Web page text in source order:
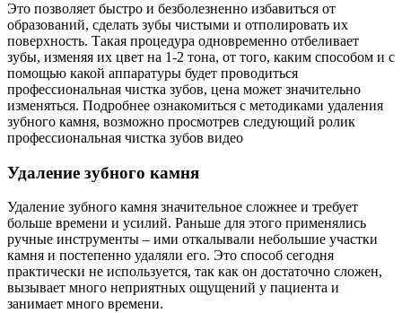
Это позволяет быстро и безболезненно избавиться от
образований, сделать зубы чистыми и отполировать их
поверхность. Такая процедура одновременно отбеливает
зубы, изменяя их цвет на 1-2 тона, от того, каким способом и с
помощью какой аппаратуры будет проводиться
профессиональная чистка зубов, цена может значительно
изменяться. Подробнее ознакомиться с методиками удаления
зубного камня, возможно просмотрев следующий ролик
профессиональная чистка зубов видео
Удаление зубного камня
Удаление зубного камня значительное сложнее и требует
больше времени и усилий. Раньше для этого применялись
ручные инструменты – ими откалывали небольшие участки
камня и постепенно удаляли его. Это способ сегодня
практически не используется, так как он достаточно сложен,
вызывает много неприятных ощущений у пациента и
занимает много времени.